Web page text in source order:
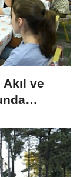
ve